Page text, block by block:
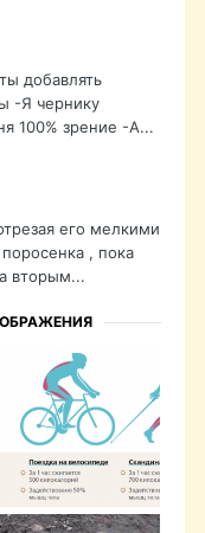
добавлять
-Я чернику
100% зрение -А...
его мелкими
, пока
вторым...